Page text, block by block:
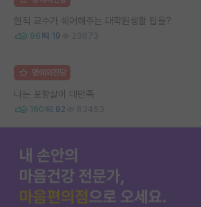
현직 교수가 쉐어해주는 대학원생활 팁들?
96 19 23673
명예의전당
나는 포항살이 대만족
160 82 63453